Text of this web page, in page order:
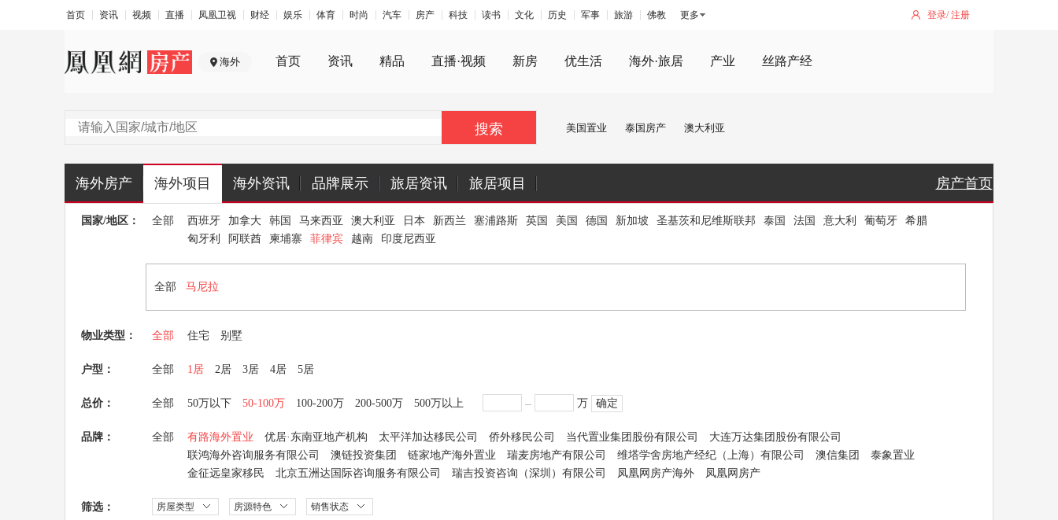
登录/注册
首页 资讯 视频 直播 凤凰卫视 财经 娱乐 体育 时尚 汽车 房产 科技 读书 文化 历史 军事 旅游 佛教 更多
海外 首页 资讯 精品 直播·视频 新房 优生活 海外·旅居 产业 丝路产经
搜索 美国置业 泰国房产 澳大利亚
海外房产 海外项目 海外资讯 品牌展示 旅居资讯 旅居项目 房产首页
国家/地区： 全部 西班牙 加拿大 韩国 马来西亚 澳大利亚 日本 新西兰 塞浦路斯 英国 美国 德国 新加坡 圣基茨和尼维斯联邦 泰国 法国 意大利 葡萄牙
希腊
匈牙利
阿联酋 柬埔寨 菲律宾 越南 印度尼西亚
全部 马尼拉
物业类型： 全部 住宅 别墅
户型： 全部 1居 2居 3居 4居 5居
总价： 全部 50万以下 50-100万 100-200万 200-500万 500万以上 万 确定
品牌： 全部 有路海外置业 优居·东南亚地产机构 太平洋加达移民公司 侨外移民公司 当代置业集团股份有限公司
大连万达集团股份有限公司
联鸿海外咨询服务有限公司
澳链投资集团 链家地产海外置业 瑞麦房地产有限公司 维塔学舍房地产经纪（上海）有限公司 澳信集团
泰象置业
金征远皇家移民
北京五洲达国际咨询服务有限公司 瑞吉投资咨询（深圳）有限公司 凤凰网房产海外 凤凰网房产
筛选： 房屋类型 房源特色 销售状态